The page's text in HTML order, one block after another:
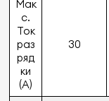
Мак
с.
Ток
раз
ряд
ки
(A)
30